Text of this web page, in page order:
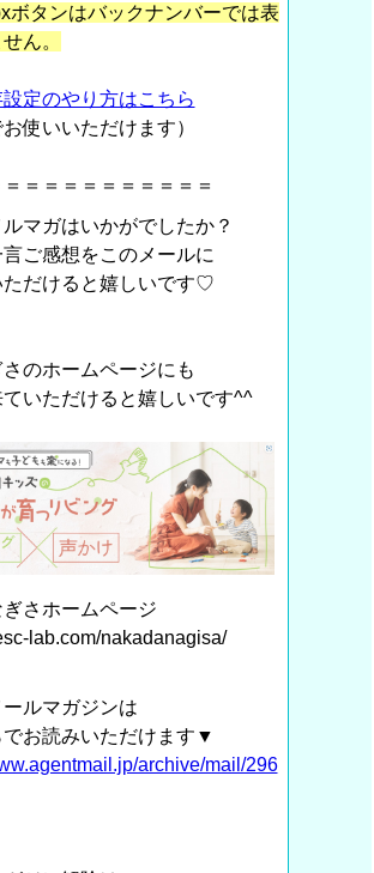
ボタンはバックナンバーでは表
ん。
定のやり方はこちら
お使いいただけます）
＝＝＝＝＝＝＝＝＝＝＝
マガはいかがでしたか？
ご感想をこのメールに
ただけると嬉しいです♡
のホームページにも
いただけると嬉しいです^^
さホームページ
lab.com/nakadanagisa/
ルマガジンは
お読みいただけます▼
archive/mail/296